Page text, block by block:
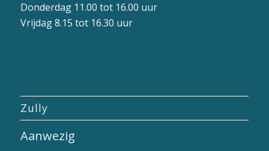
Donderdag 11.00 tot 16.00 uur
Vrijdag 8.15 tot 16.30 uur
Zully
Aanwezig